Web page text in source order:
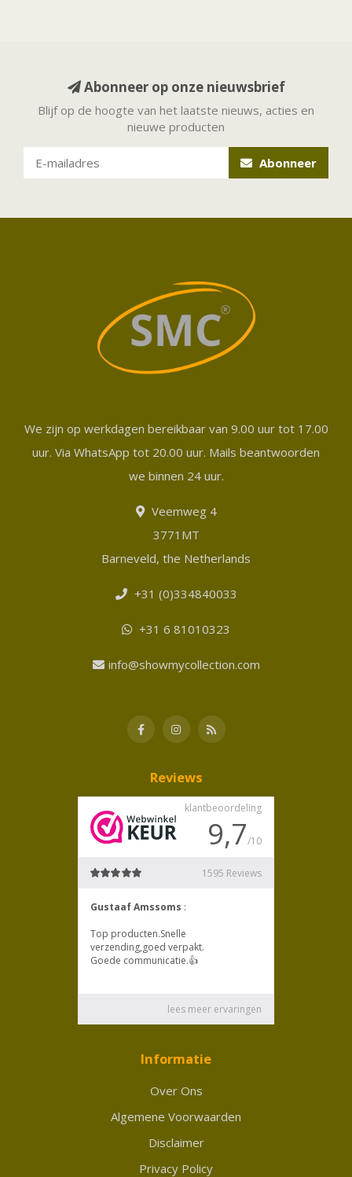
Abonneer op onze nieuwsbrief
Blijf op de hoogte van het laatste nieuws, acties en
nieuwe producten
Abonneer
We zijn op werkdagen bereikbaar van 9.00 uur tot 17.00
uur. Via WhatsApp tot 20.00 uur. Mails beantwoorden
we binnen 24 uur.
Veemweg 4
3771MT
Barneveld, the Netherlands
+31 (0)334840033
+31 6 81010323
info@showmycollection.com
Reviews
Informatie
Over Ons
Algemene Voorwaarden
Disclaimer
Privacy Policy